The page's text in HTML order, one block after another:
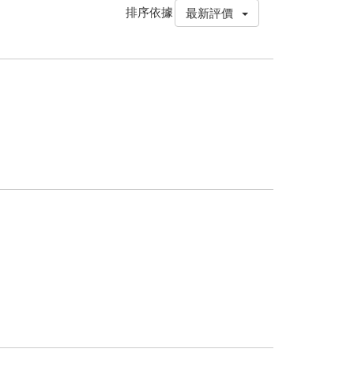
排序依據 最新評價